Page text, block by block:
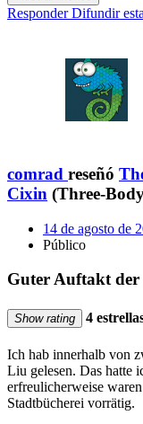
Responder Difundir
comrad reseñó
Cixin (Three-
14 de agosto de
Público
Guter Auftakt
Show rating 4
Ich hab innerhalb von
Liu gelesen. Das hatte
erfreulicherweise
Stadtbücherei vorrätig.